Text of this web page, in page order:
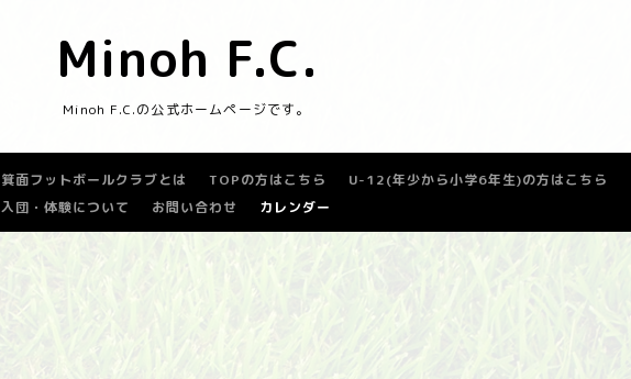
Minoh F.C.
Minoh F.C.の公式ホームページです。
箕面フットボールクラブとは TOPの方はこちら
U-12(年少から小学6年生)の方はこちら
入団・体験について お問い合わせ カレンダー